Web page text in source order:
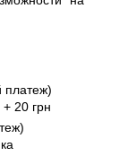
платеж)
20 грн